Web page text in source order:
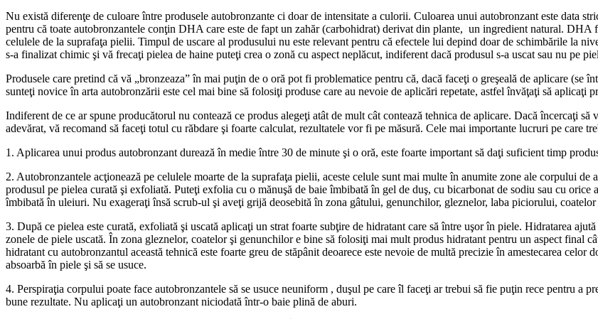
Nu există diferenţe de culoare între produsele autobronzante ci doar de intensitate a culorii. Culoarea unui autobronzant este data
pentru că toate autobronzantele conţin DHA care este de fapt un zahăr (carbohidrat) derivat din plante, un ingredient natural. DHA
celulele de la suprafaţa pielii. Timpul de uscare al produsului nu este relevant pentru că efectele lui depind doar de schimbările la
s-a finalizat chimic şi vă frecaţi pielea de haine puteţi crea o zonă cu aspect neplăcut, indiferent dacă produsul s-a uscat sau nu pe
Produsele care pretind că vă „bronzeaza” în mai puţin de o oră pot fi problematice pentru că, dacă faceţi o greşeală de aplicare
sunteţi novice în arta autobronzării este cel mai bine să folosiţi produse care au nevoie de aplicări repetate, astfel învăţaţi să aplicaţi
Indiferent de ce ar spune producătorul nu contează ce produs alegeţi atât de mult cât contează tehnica de aplicare. Dacă încercaţi
adevărat, vă recomand să faceţi totul cu răbdare şi foarte calculat, rezultatele vor fi pe măsură. Cele mai importante lucruri pe care
1. Aplicarea unui produs autobronzant durează în medie între 30 de minute şi o oră, este foarte important să daţi suficient timp
2. Autobronzantele acţionează pe celulele moarte de la suprafaţa pielii, aceste celule sunt mai multe în anumite zone ale corpului de
produsul pe pielea curată şi exfoliată. Puteţi exfolia cu o mănuşă de baie îmbibată în gel de duş, cu bicarbonat de sodiu sau cu
îmbibată în uleiuri. Nu exageraţi însă scrub-ul şi aveţi grijă deosebită în zona gâtului, genunchilor, gleznelor, laba piciorului, coatelor
3. După ce pielea este curată, exfoliată şi uscată aplicaţi un strat foarte subţire de hidratant care să între uşor în piele. Hidratarea
zonele de piele uscată. În zona gleznelor, coatelor şi genunchilor e bine să folosiţi mai mult produs hidratant pentru un aspect final
hidratant cu autobronzantul această tehnică este foarte greu de stăpânit deoarece este nevoie de multă precizie în amestecarea
absoarbă în piele şi să se usuce.
4. Perspiraţia corpului poate face autobronzantele să se usuce neuniform , duşul pe care îl faceţi ar trebui să fie puţin rece pentru a
bune rezultate. Nu aplicaţi un autobronzant niciodată într-o baie plină de aburi.